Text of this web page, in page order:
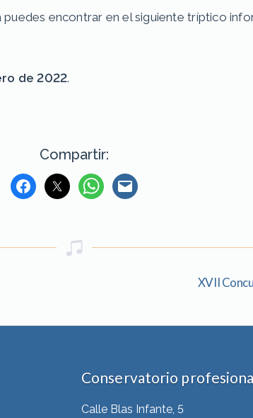
encontrar en el siguiente tríptico
de 2022.
Compartir:
XVII
Conservatorio
Calle Blas Infante, 5